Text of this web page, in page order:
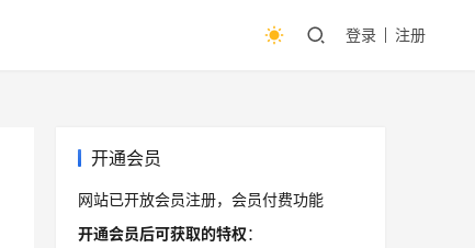
登录 注册
开通会员
网站已开放会员注册，会员付费功能
开通会员后可获取的特权：